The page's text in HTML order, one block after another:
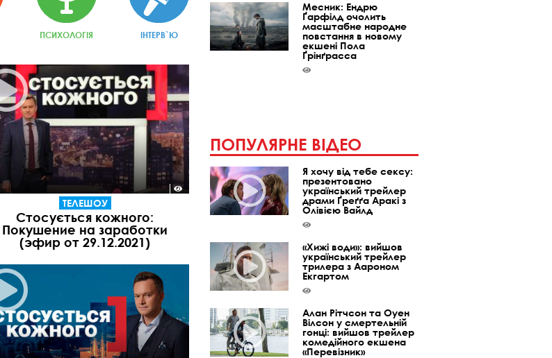
ПСИХОЛОГІЯ ІНТЕРВ`Ю
ТЕЛЕШОУ
Стосується кожного:
Покушение на заработки
(эфир от 29.12.2021)
Месник: Ендрю
Ґарфілд очолить
масштабне народне
повстання в новому
екшені Пола
Ґрінґрасса
ПОПУЛЯРНЕ ВІДЕО
Я хочу від тебе сексу:
презентовано
український трейлер
драми Ґреґґа Аракі з
Олівією Вайлд
«Хижі води»: вийшов
український трейлер
трилера з Аароном
Екгартом
Алан Рітчсон та Оуен
Вілсон у смертельній
гонці: вийшов трейлер
комедійного екшена
«Перевізник»